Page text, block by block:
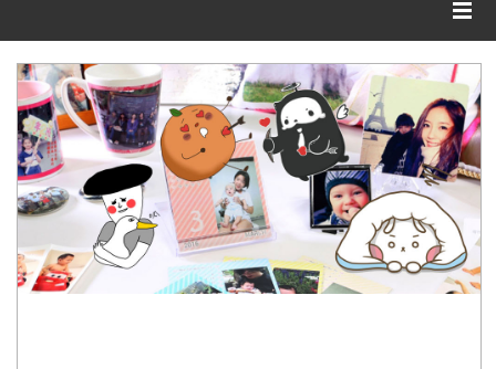
記住我
忘記密碼 註冊
網紅媽咪蛋糕心得分享
粉絲好康
加入甜點廚師接單平台